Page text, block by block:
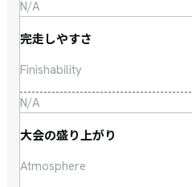
N/A
完走しやすさ
Finishability
N/A
大会の盛り上がり
Atmosphere